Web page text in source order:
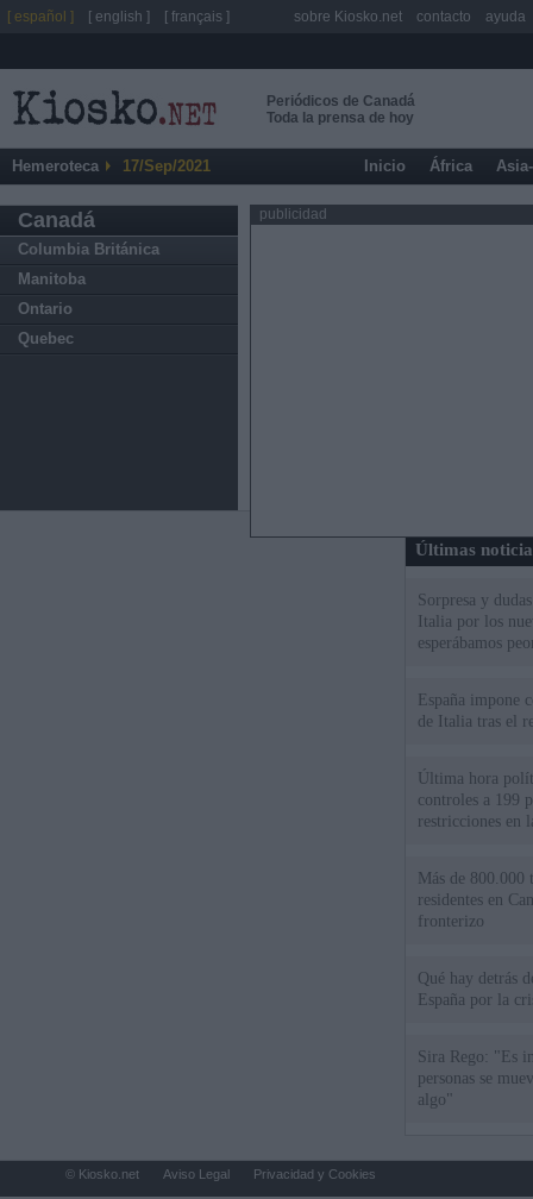
Periódicos de Canadá
Toda la prensa de hoy
Hemeroteca 17/Sep/2021 Inicio África
Canadá
Columbia Británica
Manitoba
Ontario
Quebec
publicidad
Últimas
Sorpresa y
Italia por los
esperábamos
España impone
de Italia tras el
Última hora
controles a 199
restricciones en
Más de 800.000
residentes en
fronterizo
Qué hay detrás
España por la
Sira Rego: "Es
personas se
algo"
[ español ] [ english ] [ français ] sobre Kiosko.net contacto ayuda
© Kiosko.net Aviso Legal Privacidad y Cookies